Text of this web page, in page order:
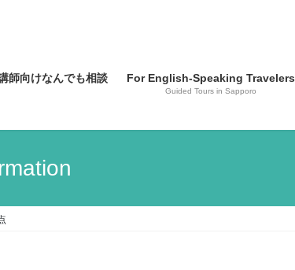
師向けなんでも相談 For English-Speaking Travelers
Guided Tours in Sapporo